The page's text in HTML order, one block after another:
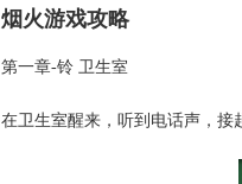
烟火游戏攻略
第一章-铃 卫生室
在卫生室醒来，听到电话声，接